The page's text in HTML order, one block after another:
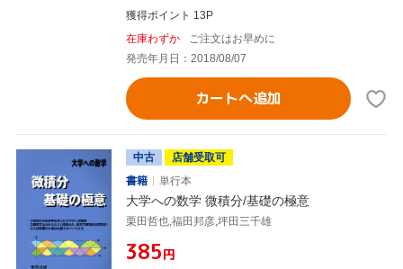
獲得ポイント 13P
在庫わずか
ご注文はお早めに
発売年月日：2018/08/07
カートへ追加
中古
店舗受取可
書籍
単行本
大学への数学 微積分/基礎の極意
栗田哲也,福田邦彦,坪田三千雄
¥385円